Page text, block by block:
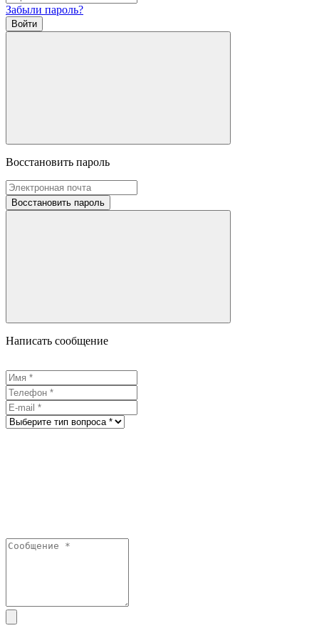
Забыли пароль?
Войти
Восстановить пароль
Восстановить пароль
Написать сообщение